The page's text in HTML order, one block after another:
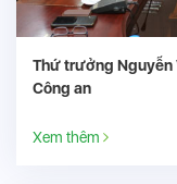
FANPAGE